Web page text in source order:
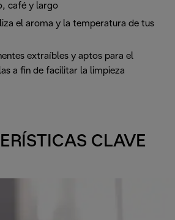
café y largo
el aroma y la temperatura de tus
extraíbles y aptos para el
a fin de facilitar la limpieza
CLAVE